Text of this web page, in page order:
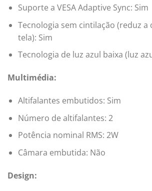
Suporte a VESA Adaptive Sync: Sim
Tecnologia sem cintilação (reduz a
tela): Sim
Tecnologia de luz azul baixa (luz
Multimédia:
Altifalantes embutidos: Sim
Número de altifalantes: 2
Potência nominal RMS: 2W
Câmara embutida: Não
Design: